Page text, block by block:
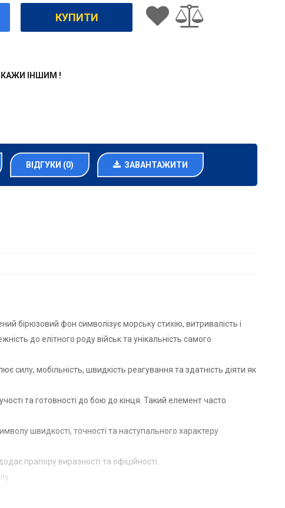
ІНШИМ !
ВІДГУКИ (0) ЗАВАНТАЖИТИ
бірюзовий фон символізує морську стихію, витривалість і
до елітного роду військ та унікальність самого
силу, мобільність, швидкість реагування та здатність діяти як
та готовності до бою до кінця. Такий елемент часто
швидкості, точності та наступального характеру
прапору виразності та офіційності.